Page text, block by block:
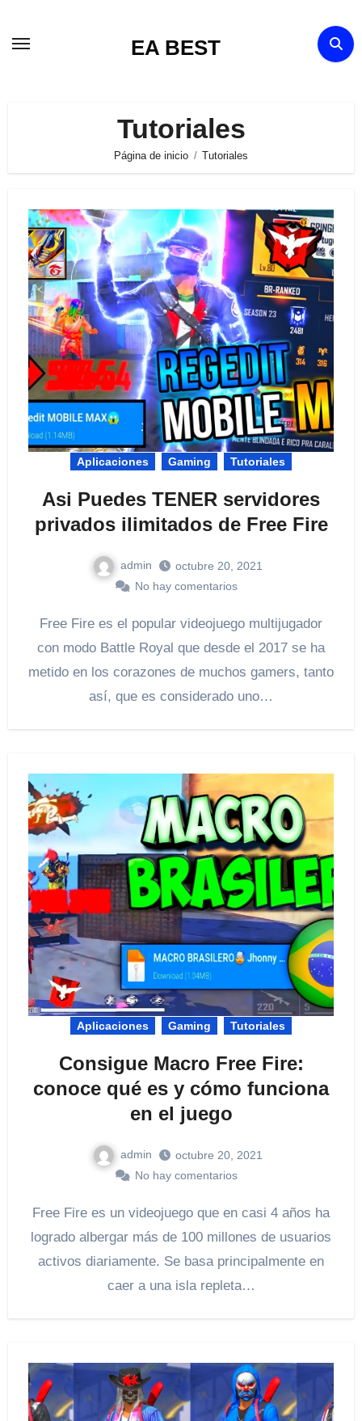
EA BEST
Tutoriales
Página de inicio Tutoriales
Aplicaciones Gaming Tutoriales
Asi Puedes TENER servidores
privados ilimitados de Free Fire
admin
octubre 20, 2021
No hay comentarios
Free Fire es el popular videojuego multijugador
con modo Battle Royal que desde el 2017 se ha
metido en los corazones de muchos gamers, tanto
así, que es considerado uno…
Aplicaciones Gaming Tutoriales
Consigue Macro Free Fire:
conoce qué es y cómo funciona
en el juego
admin
octubre 20, 2021
No hay comentarios
Free Fire es un videojuego que en casi 4 años ha
logrado albergar más de 100 millones de usuarios
activos diariamente. Se basa principalmente en
caer a una isla repleta…